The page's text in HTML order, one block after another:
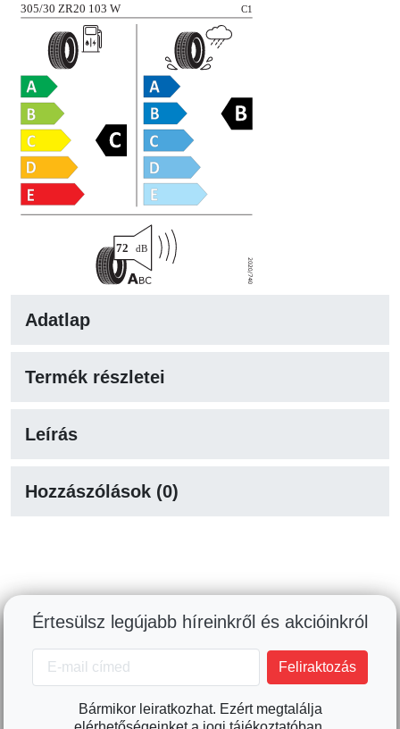
Adatlap
Termék részletei
Leírás
Hozzászólások (0)
Értesülsz legújabb híreinkről és akcióinkról
Bármikor leiratkozhat. Ezért megtalálja